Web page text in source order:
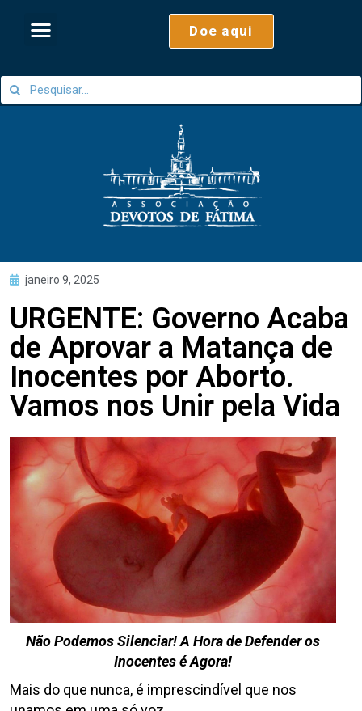
Doe aqui
janeiro 9, 2025
URGENTE: Governo Acaba
de Aprovar a Matança de
Inocentes por Aborto.
Vamos nos Unir pela Vida
Não Podemos Silenciar! A Hora de Defender os
Inocentes é Agora!
Mais do que nunca, é imprescindível que nos